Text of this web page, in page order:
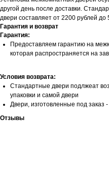
другой день после доставки.
двери составляет от 2200 рублей до
Гарантия и возврат
Гарантия:
Предоставляем гарантию на
которая распространяется на
Условия возврата:
Стандартные двери подлжеат
упаковки и самой двери
Двери, изготовленные под заказ
Отзывы